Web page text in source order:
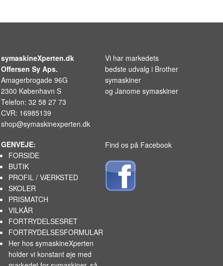
symaskineXperten.dk
Offersen Sy Aps.
Amagerbrogade 96G
2300 København S
Telefon: 32 58 27 73
CVR: 16985139
shop@symaskinexperten.dk
Vi har markedets
bedste udvalg i Brother
symaskiner
og Janome symaskiner
GENVEJE:
FORSIDE
BUTIK
PROFIL / VÆRKSTED
SKOLER
PRISMATCH
VILKÅR
FORTRYDELSESRET
FORTRYDELSESFORMULAR
Her hos symaskineXperten
holder vi konstant øje med
Find os på Facebook